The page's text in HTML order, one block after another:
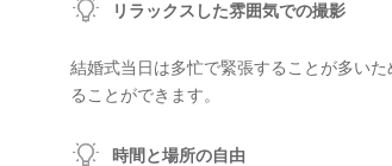
リラックスした雰囲気での撮影
結婚式当日は多忙で緊張することが多い
ることができます。
時間と場所の自由